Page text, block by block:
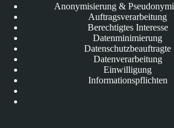
Anonymisierung &
Auftragsverarbeitung
Berechtigtes Interesse
Datenminimierung
Datenschutzbeauftragte
Datenverarbeitung
Einwilligung
Informationspflichten